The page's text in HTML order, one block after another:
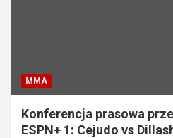
MMA
Konferencja prasowa
ESPN+ 1: Cejudo vs